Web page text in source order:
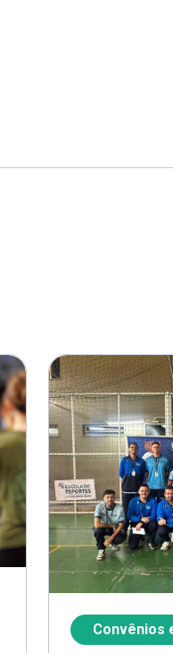
Convênios